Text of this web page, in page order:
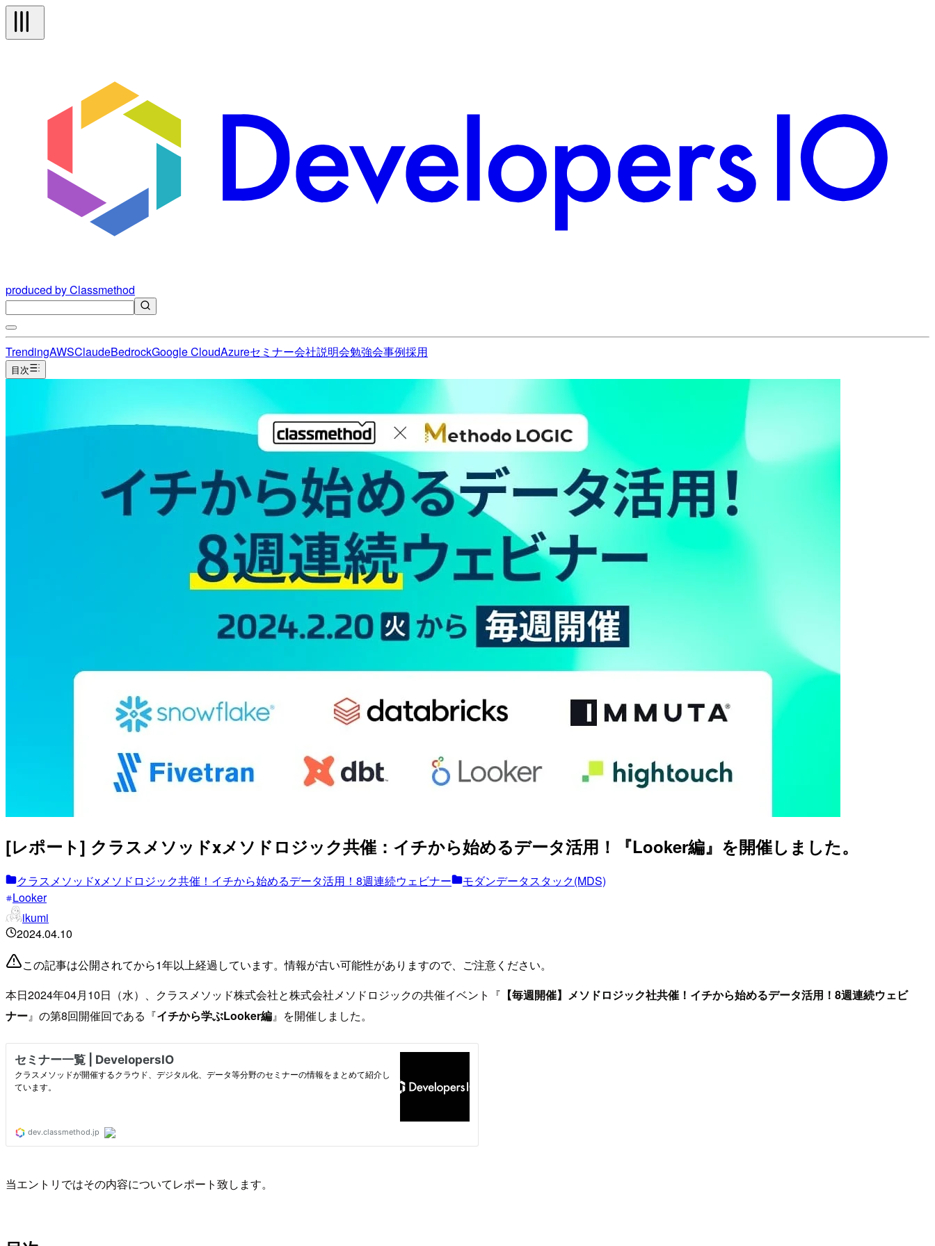
produced by Classmethod
TrendingAWSClaudeBedrockGoogle CloudAzureセミナー会社説明会勉強会事例採用
目次
[レポート] クラスメソッドxメソドロジック共催：イチから始めるデータ活用！『Looker編』を開催しました。
クラスメソッドxメソドロジック共催！イチから始めるデータ活用！8週連続ウェビナー
モダンデータスタック(MDS)
Looker
ikumi
2024.04.10
この記事は公開されてから1年以上経過しています。情報が古い可能性がありますので、ご注意ください。
本日2024年04月10日（水）、クラスメソッド株式会社と株式会社メソドロジックの共催イベント『 【毎週開催】メソドロジック社共催！イチから始めるデータ活用！8週連続ウェビ
ナー』の第8回開催回である『イチから学ぶLooker編』を開催しました。
当エントリではその内容についてレポート致します。